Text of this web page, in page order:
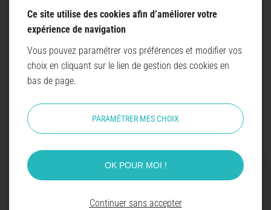
Marilyne Martel Morais
Séances de sophrologie (92)
Au début des séances, nous avons toujours un temps d’écoute et d’échange
(dialogue pré-sophronique).
Ce site utilise des cookies afin d’améliorer votre
expérience de navigation
Vous pouvez paramétrer vos préférences et modifier vos
choix en cliquant sur le lien de gestion des cookies en
bas de page.
PARAMÉTRER MES CHOIX
OK POUR MOI !
Continuer sans accepter